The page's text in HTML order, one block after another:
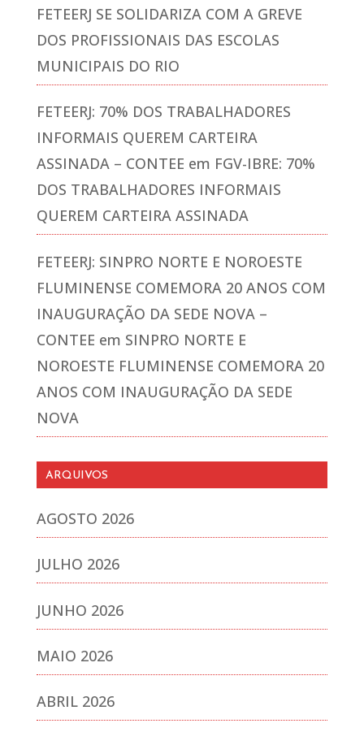
FETEERJ SE SOLIDARIZA COM A GREVE
DOS PROFISSIONAIS DAS ESCOLAS
MUNICIPAIS DO RIO
FETEERJ: 70% DOS TRABALHADORES
INFORMAIS QUEREM CARTEIRA
ASSINADA – CONTEE em FGV-IBRE: 70%
DOS TRABALHADORES INFORMAIS
QUEREM CARTEIRA ASSINADA
FETEERJ: SINPRO NORTE E NOROESTE
FLUMINENSE COMEMORA 20 ANOS COM
INAUGURAÇÃO DA SEDE NOVA –
CONTEE em SINPRO NORTE E
NOROESTE FLUMINENSE COMEMORA 20
ANOS COM INAUGURAÇÃO DA SEDE
NOVA
ARQUIVOS
AGOSTO 2026
JULHO 2026
JUNHO 2026
MAIO 2026
ABRIL 2026